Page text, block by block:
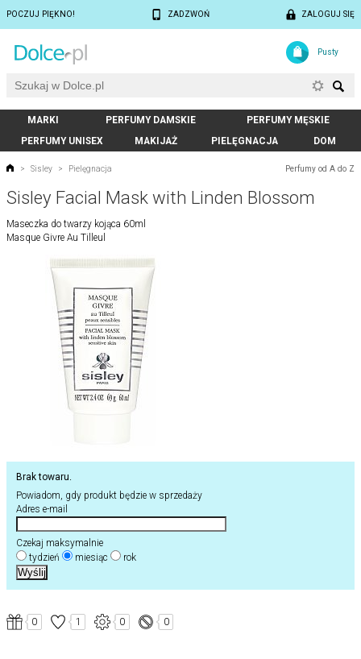
POCZUJ PIĘKNO! ZADZWOŃ ZALOGUJ SIĘ
Pusty
MARKI PERFUMY DAMSKIE
PERFUMY MĘSKIE
PERFUMY UNISEX
MAKIJAŻ PIELĘGNACJA DOM
Perfumy od A do Z
> Sisley > Pielęgnacja
Sisley Facial Mask with Linden Blossom
Maseczka do twarzy kojąca 60ml
Masque Givre Au Tilleul
Brak towaru.
Powiadom, gdy produkt będzie w sprzedaży
Adres e-mail
Czekaj maksymalnie
tydzień
miesiąc rok
0 1 0 0